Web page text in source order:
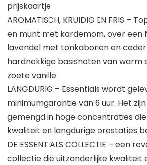
prijskaartje
AROMATISCH, KRUIDIG EN FRIS –
en munt met kardemom, over een
lavendel met tonkabonen en
hardnekkige basisnoten van warm
zoete vanille
LANGDURIG – Essentials wordt
minimumgarantie van 6 uur. Het
gemengd in hoge concentraties
kwaliteit en langdurige prestaties
DE ESSENTIALS COLLECTIE – een
collectie die uitzonderlijke kwaliteit